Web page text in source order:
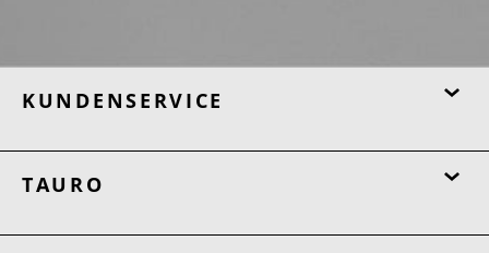
KUNDENSERVICE
TAURO